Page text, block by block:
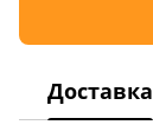
Доставка